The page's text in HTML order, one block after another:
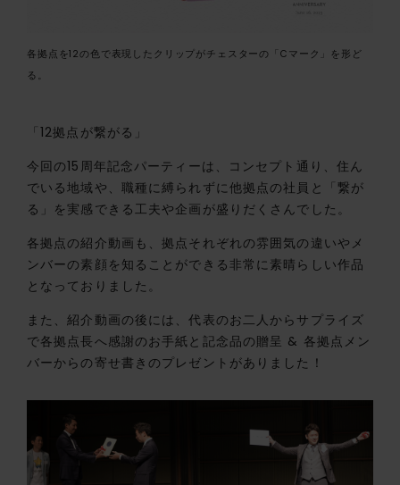
各拠点を12の色で表現したクリップがチェスターの「Cマーク」を形ど
る。
「12拠点が繋がる」
今回の15周年記念パーティーは、コンセプト通り、住ん
でいる地域や、職種に縛られずに他拠点の社員と「繋が
る」を実感できる工夫や企画が盛りだくさんでした。
各拠点の紹介動画も、拠点それぞれの雰囲気の違いやメ
ンバーの素顔を知ることができる非常に素晴らしい作品
となっておりました。
また、紹介動画の後には、代表のお二人からサプライズ
で各拠点長へ感謝のお手紙と記念品の贈呈 & 各拠点メン
バーからの寄せ書きのプレゼントがありました！